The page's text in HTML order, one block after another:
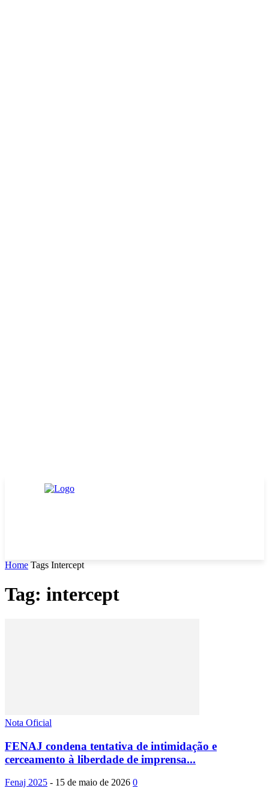
Home Tags Intercept
Tag: intercept
Nota Oficial
FENAJ condena tentativa de intimidação e
cerceamento à liberdade de imprensa...
Fenaj 2025 - 15 de maio de 2026 0